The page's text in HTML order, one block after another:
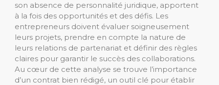
son absence de personnalité juridique, apportent
à la fois des opportunités et des défis. Les
entrepreneurs doivent évaluer soigneusement
leurs projets, prendre en compte la nature de
leurs relations de partenariat et définir des règles
claires pour garantir le succès des collaborations.
Au cœur de cette analyse se trouve l’importance
d’un contrat bien rédigé, un outil clé pour établir